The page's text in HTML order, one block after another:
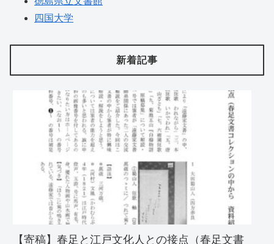
四国大学
新着記事
【寄稿】春足と江戸文化人との接点（春足文書